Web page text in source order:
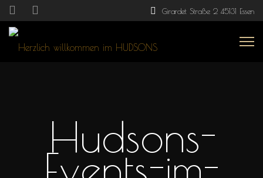
Girardet Straße 2 45131 Essen
Hudsons-